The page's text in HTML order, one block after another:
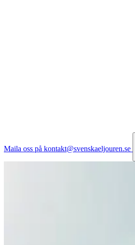
Maila oss på kontakt@svenskaeljouren.se